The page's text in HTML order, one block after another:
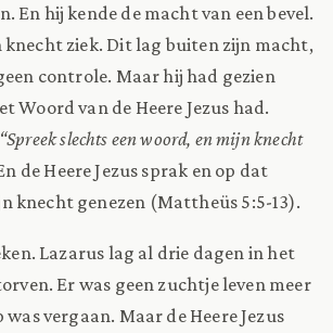
En hij kende de macht van een bevel.
knecht ziek. Dit lag buiten zijn macht,
controle. Maar hij had gezien
Woord van de Heere Jezus had.
“Spreek slechts een woord, en mijn knecht
de Heere Jezus sprak en op dat
knecht genezen (Mattheüs 5:5-13).
Lazarus lag al drie dagen in het
Er was geen zuchtje leven meer
vergaan. Maar de Heere Jezus